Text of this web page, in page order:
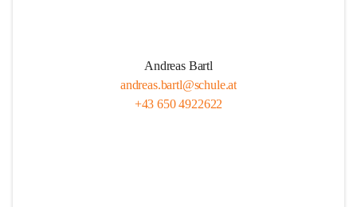
Andreas Bartl
andreas.bartl@schule.at
+43 650 4922622